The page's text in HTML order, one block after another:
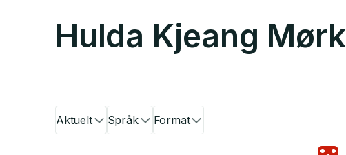
Hulda Kjeang Mørk
Aktuelt Språk Format